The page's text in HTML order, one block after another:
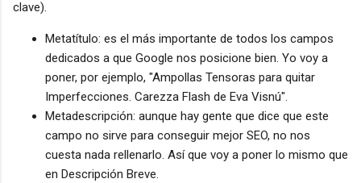
clave).
Metatítulo: es el más importante de todos los campos
dedicados a que Google nos posicione bien. Yo voy a
poner, por ejemplo, "Ampollas Tensoras para quitar
Imperfecciones. Carezza Flash de Eva Visnú".
Metadescripción: aunque hay gente que dice que este
campo no sirve para conseguir mejor SEO, no nos
cuesta nada rellenarlo. Así que voy a poner lo mismo que
en Descripción Breve.